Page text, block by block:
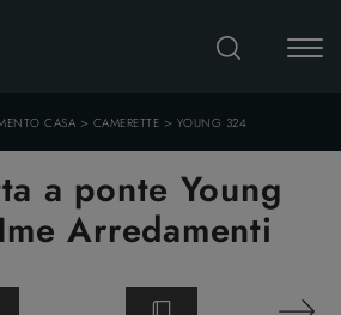
CASA > CAMERETTE > YOUNG 324
a ponte Young
Arredamenti